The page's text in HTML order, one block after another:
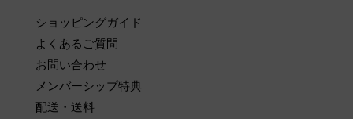
ショッピングガイド
よくあるご質問
お問い合わせ
メンバーシップ特典
配送・送料